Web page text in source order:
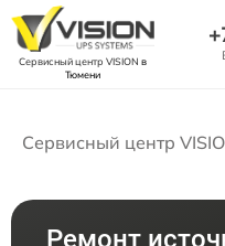
Сервисный центр VISION в
Тюмени
Сервисный центр
Ремонт